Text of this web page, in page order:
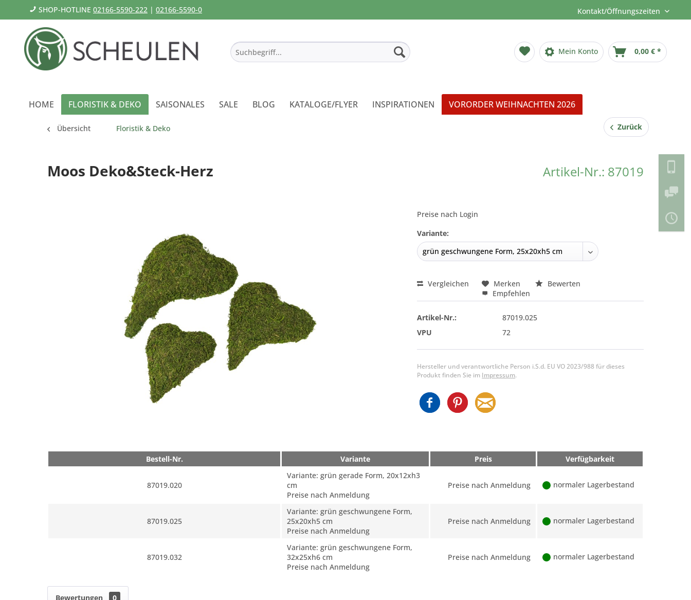
SHOP-HOTLINE 02166-5590-222 | 02166-5590-0 Kontakt/Öffnungszeiten
Mein Konto 0,00 € *
HOME FLORISTIK & DEKO SAISONALES SALE BLOG KATALOGE/FLYER INSPIRATIONEN VORORDER WEIHNACHTEN 2026
Übersicht Floristik & Deko Zurück
Artikel-Nr.: 87019
Moos Deko&Steck-Herz
Preise nach Login
Variante:
Vergleichen Merken
Bewerten
Empfehlen
Artikel-Nr.:
87019.025
VPU
72
Hersteller und verantwortliche Person i.S.d. EU VO 2023/988 für dieses
Produkt finden Sie im Impressum.
Bestell-Nr. Variante Preis Verfügbarkeit
87019.020
Variante: grün gerade Form, 20x12xh3
cm
Preise nach Anmeldung
Preise nach Anmeldung normaler Lagerbestand
87019.025
Variante: grün geschwungene Form,
25x20xh5 cm
Preise nach Anmeldung
Preise nach Anmeldung normaler Lagerbestand
87019.032
Variante: grün geschwungene Form,
32x25xh6 cm
Preise nach Anmeldung
Preise nach Anmeldung normaler Lagerbestand
Bewertungen 0